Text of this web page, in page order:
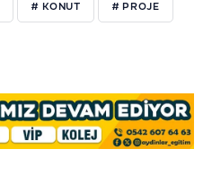
# KONUT # PROJE